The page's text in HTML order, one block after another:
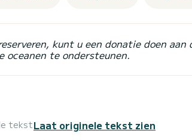
kunt u een donatie doen
oceanen te ondersteunen.
tekstLaat originele tekst zien